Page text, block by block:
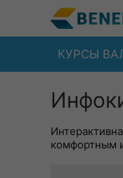
КУРСЫ
комфортным